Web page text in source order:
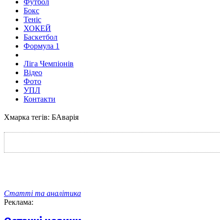
Футбол
Бокс
Теніс
ХОКЕЙ
Баскетбол
Формула 1
Ліга Чемпіонів
Відео
Фото
УПЛ
Контакти
Хмарка тегів: БАварія
Статті та аналітика
Реклама: